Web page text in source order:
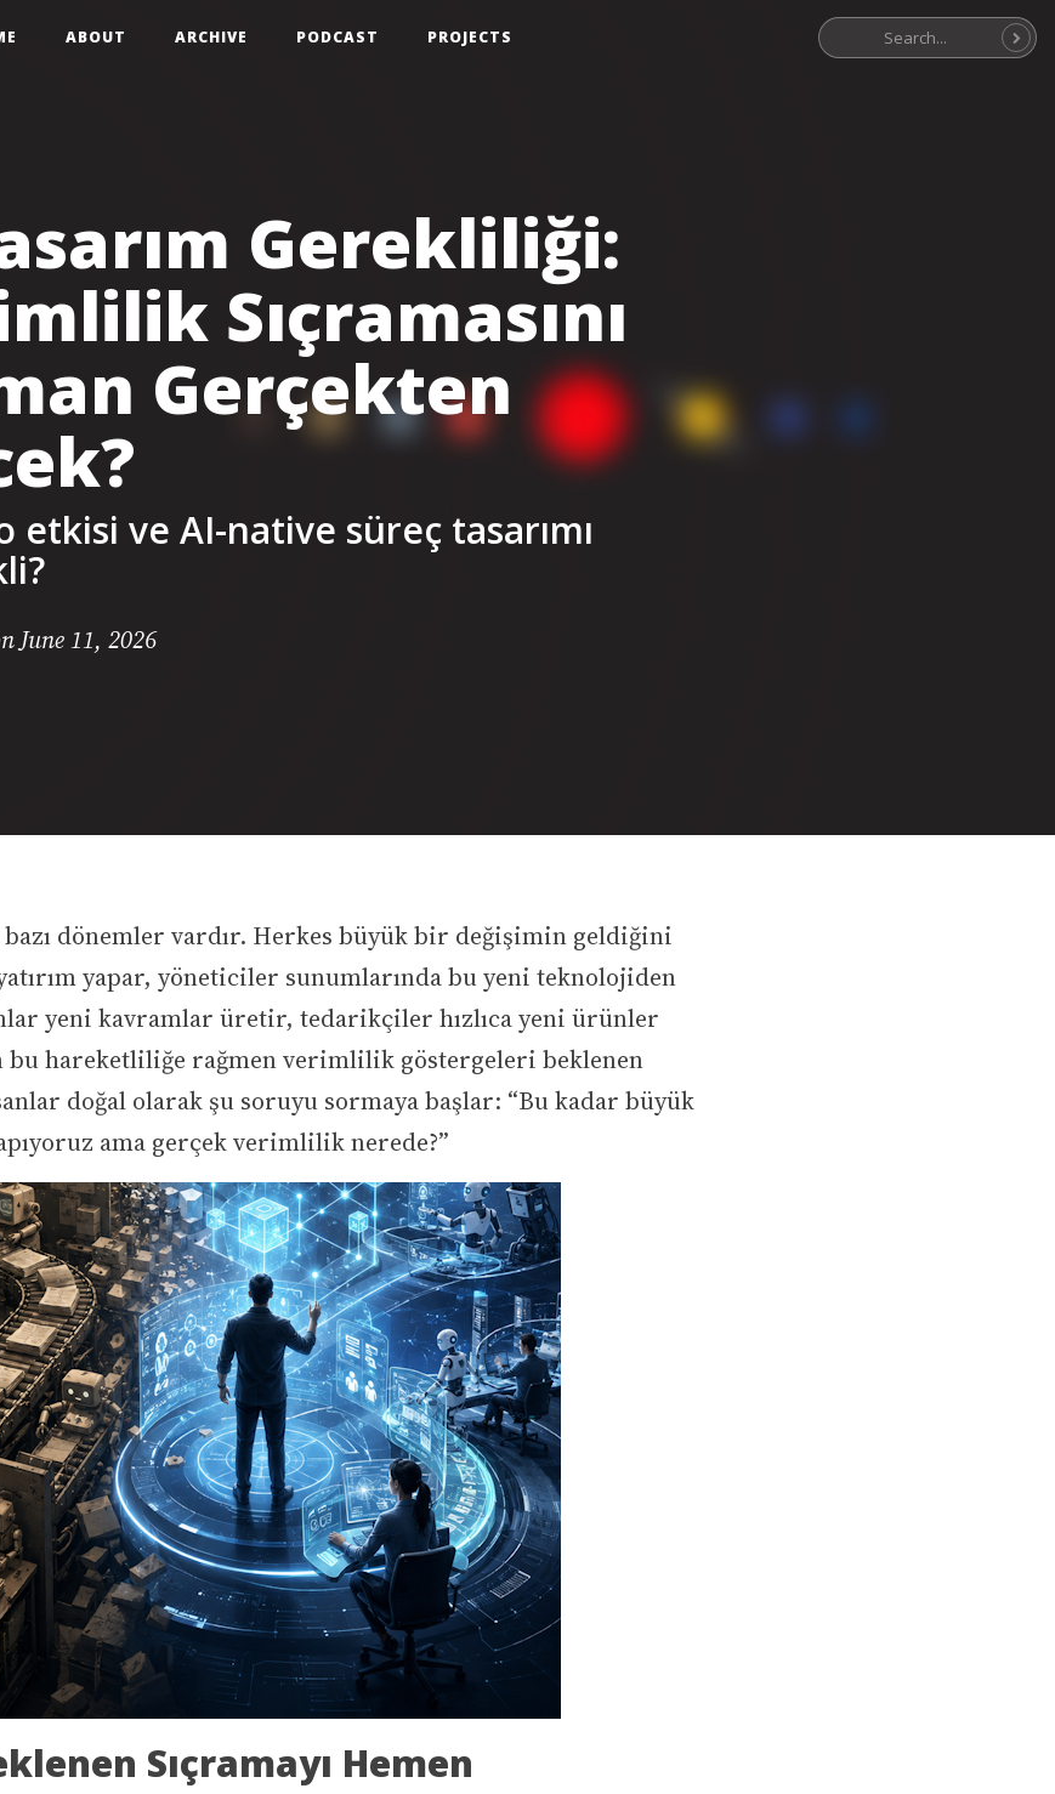
ABOUT ARCHIVE PODCAST PROJECTS
Gerekliliği:
Sıçramasını
Gerçekten
etkisi ve AI-native süreç tasarımı
June 11, 2026
dönemler vardır. Herkes büyük bir değişimin geldiğini
yapar, yöneticiler sunumlarında bu yeni teknolojiden
yeni kavramlar üretir, tedarikçiler hızlıca yeni ürünler
bu hareketliliğe rağmen verimlilik göstergeleri beklenen
doğal olarak şu soruyu sormaya başlar: “Bu kadar büyük
ama gerçek verimlilik nerede?”
Sıçramayı Hemen